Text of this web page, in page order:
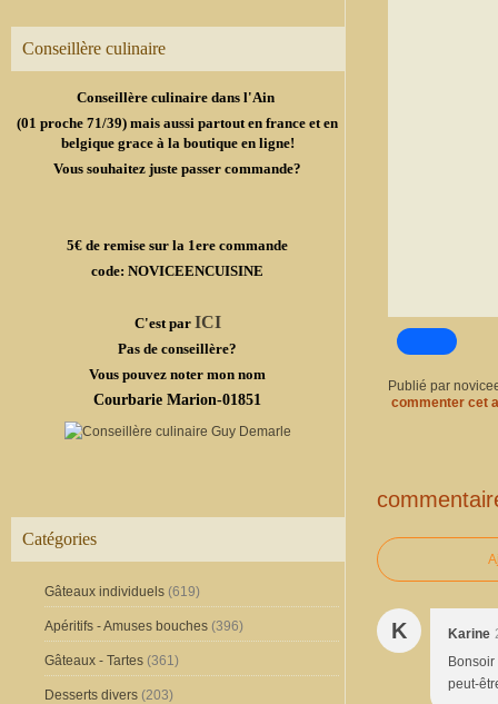
Conseillère culinaire
Conseillère culinaire dans l'Ain
(01 proche 71/39) mais aussi partout en france et en
belgique grace à la boutique en ligne!
Vous souhaitez juste passer commande?
5€ de remise sur la 1ere commande
code: NOVICEENCUISINE
C'est par ICI
Pas de conseillère?
Vous pouvez noter mon nom
Courbarie Marion-01851
Catégories
Gâteaux individuels (619)
Apéritifs - Amuses bouches (396)
Gâteaux - Tartes (361)
Desserts divers (203)
Publié par
commenter cet
K Karine
Bonsoir
peut-